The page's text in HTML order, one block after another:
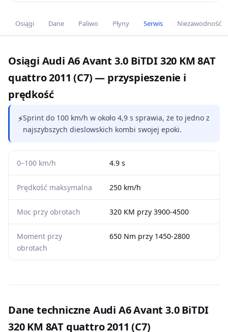
Osiągi Dane Paliwo Płyny Serwis Niezawodność
Osiągi Audi A6 Avant 3.0 BiTDI 320 KM 8AT
quattro 2011 (C7) — przyspieszenie i
prędkość
⚡Sprint do 100 km/h w około 4,9 s sprawia, że to jedno z
najszybszych dieslowskich kombi swojej epoki.
0–100 km/h 4.9 s
Prędkość maksymalna 250 km/h
Moc przy obrotach 320 KM przy 3900-4500
Moment przy
obrotach
650 Nm przy 1450-2800
Dane techniczne Audi A6 Avant 3.0 BiTDI
320 KM 8AT quattro 2011 (C7)